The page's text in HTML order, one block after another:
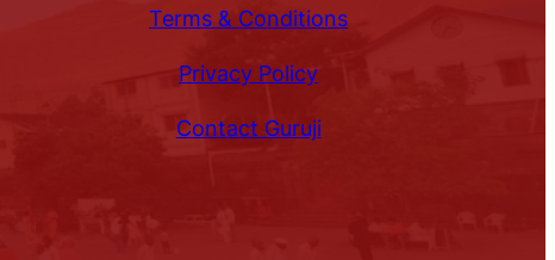
Terms & Conditions
Privacy Policy
Contact Guruji